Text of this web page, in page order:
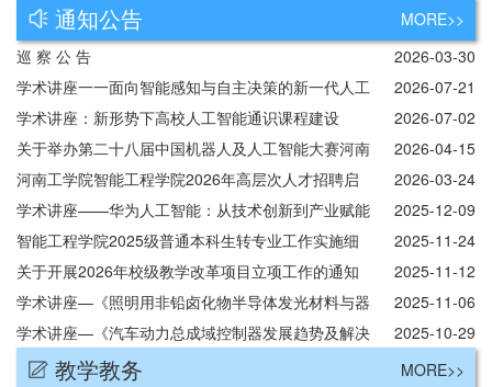
智能大赛河南工学院校级选拔赛圆满落幕
通知公告
MORE>>
巡 察 公 告
2026-03-30
学术讲座一一面向智能感知与自主决策的新一代人工
智能技术研究
2026-07-21
学术讲座：新形势下高校人工智能通识课程建设
2026-07-02
关于举办第二十八届中国机器人及人工智能大赛河南
工学院校级选拔赛的通知
2026-04-15
河南工学院智能工程学院2026年高层次人才招聘启
事
2026-03-24
学术讲座——华为人工智能：从技术创新到产业赋能
2025-12-09
智能工程学院2025级普通本科生转专业工作实施细
则
2025-11-24
关于开展2026年校级教学改革项目立项工作的通知
2025-11-12
学术讲座—《照明用非铅卤化物半导体发光材料与器
件》
2025-11-06
学术讲座—《汽车动力总成域控制器发展趋势及解决
方案》
2025-10-29
教学教务
MORE>>